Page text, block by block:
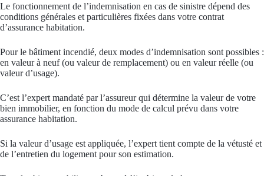
Le fonctionnement de l’indemnisation en cas de sinistre dépend des
conditions générales et particulières fixées dans votre contrat
d’assurance habitation.
Pour le bâtiment incendié, deux modes d’indemnisation sont possibles :
en valeur à neuf (ou valeur de remplacement) ou en valeur réelle (ou
valeur d’usage).
C’est l’expert mandaté par l’assureur qui détermine la valeur de votre
bien immobilier, en fonction du mode de calcul prévu dans votre
assurance habitation.
Si la valeur d’usage est appliquée, l’expert tient compte de la vétusté et
de l’entretien du logement pour son estimation.